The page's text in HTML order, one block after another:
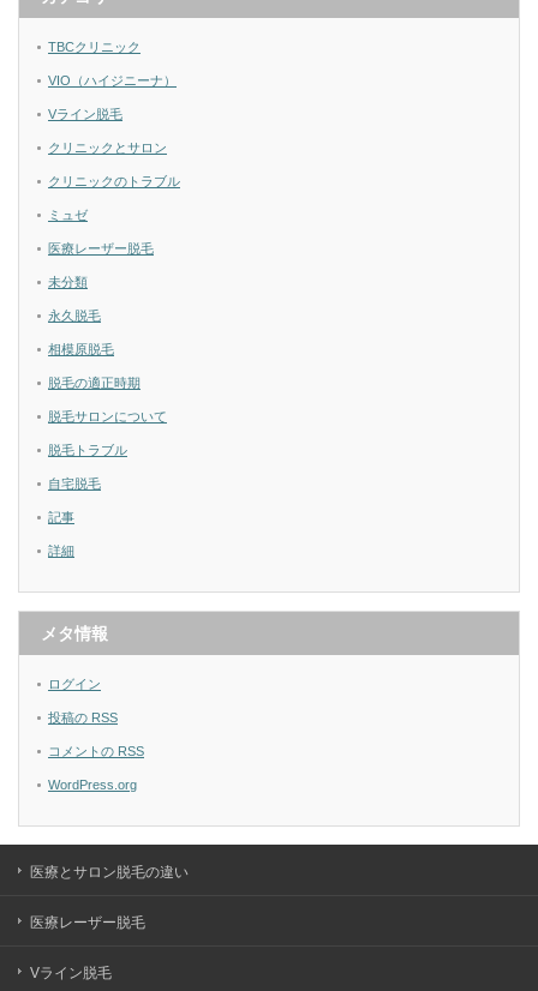
TBCクリニック
VIO（ハイジニーナ）
Vライン脱毛
クリニックとサロン
クリニックのトラブル
ミュゼ
医療レーザー脱毛
未分類
永久脱毛
相模原脱毛
脱毛の適正時期
脱毛サロンについて
脱毛トラブル
自宅脱毛
記事
詳細
メタ情報
ログイン
投稿の RSS
コメントの RSS
WordPress.org
医療とサロン脱毛の違い
医療レーザー脱毛
Vライン脱毛